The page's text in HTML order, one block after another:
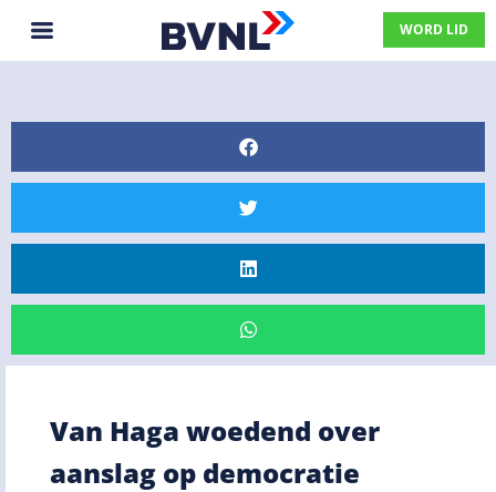
WORD LID
Van Haga woedend over
aanslag op democratie